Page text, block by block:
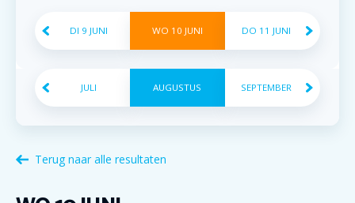
DI 9 JUNI WO 10 JUNI DO 11 JUNI
JULI AUGUSTUS SEPTEMBER
Terug naar alle resultaten